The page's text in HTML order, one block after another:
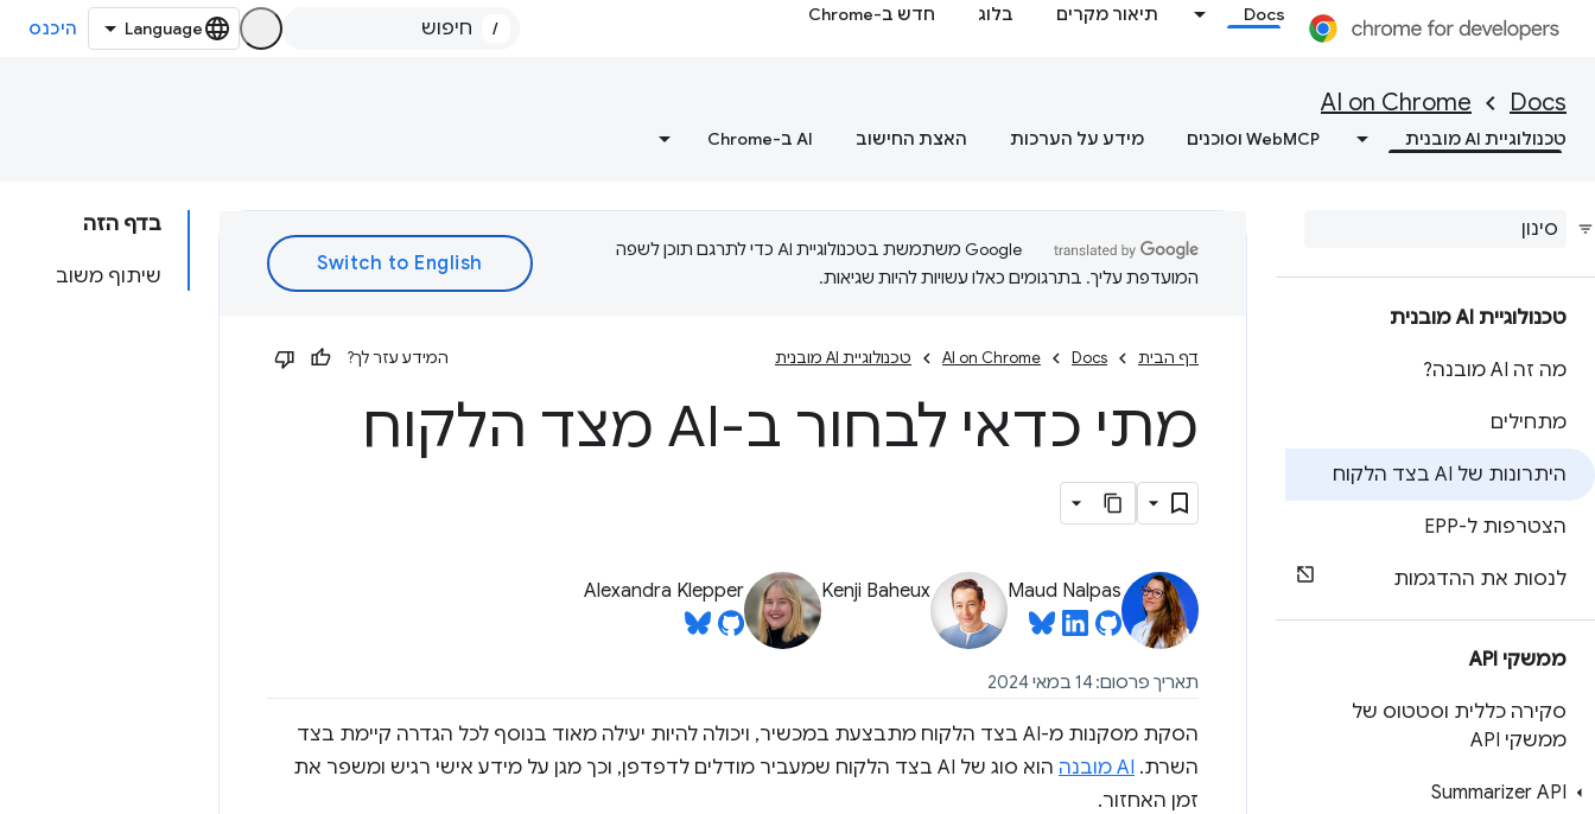
Docs תיאור מקרים בלוג חדש ב-Chrome
/ היכנס
Docs
AI on Chrome
טכנולוגיית AI מובנית WebMCP וסוכנים מידע על הערכות האצת החישוב ‫AI ב-Chrome
טכנולוגיית AI מובנית
מה זה AI מובנה?
מתחילים
היתרונות של AI בצד הלקוח
הצטרפות ל-EPP
לנסות את ההדגמות
ממשקי API
סקירה כללית וסטטוס של
ממשקי API
Summarizer API
בדף הזה
שיתוף משוב
‫Google משתמשת בטכנולוגיית AI כדי לתרגם תוכן לשפה
המועדפת עליך. בתרגומים כאלו עשויות להיות שגיאות.
דף הבית Docs
AI on Chrome טכנולוגיית AI מובנית המידע עזר לך?
מתי כדאי לבחור ב-AI מצד הלקוח
Maud Nalpas
Kenji Baheux
Alexandra Klepper
תאריך פרסום: 14 במאי 2024
הסקת מסקנות מ-AI בצד הלקוח מתבצעת במכשיר, ויכולה להיות יעילה מאוד בנוסף לכל הגדרה קיימת בצד
השרת. AI מובנה
הוא סוג של AI בצד הלקוח שמעביר מודלים לדפדפן, וכך מגן על מידע אישי רגיש ומשפר את
זמן האחזור.